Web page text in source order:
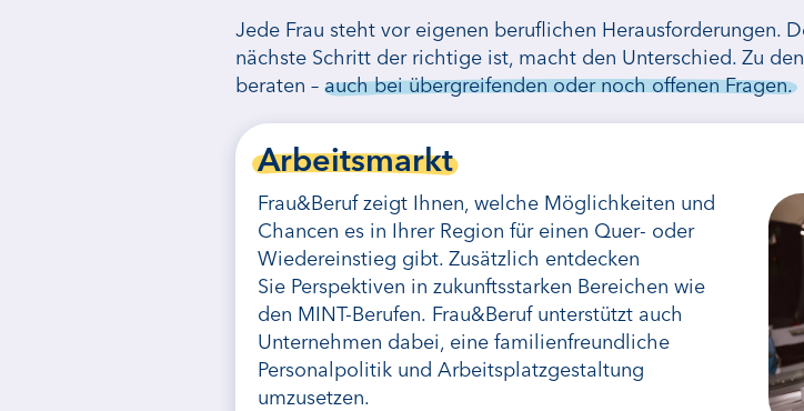
Jede Frau steht vor eigenen beruflichen Herausforderungen.
nächste Schritt der richtige ist, macht den Unterschied. Zu
beraten – auch bei übergreifenden oder noch offenen Fragen.
Arbeitsmarkt
Frau&Beruf zeigt Ihnen, welche Möglichkeiten und
Chancen es in Ihrer Region für einen Quer- oder
Wiedereinstieg gibt. Zusätzlich entdecken
Sie Perspektiven in zukunftsstarken Bereichen wie
den MINT-Berufen. Frau&Beruf unterstützt auch
Unternehmen dabei, eine familienfreundliche
Personalpolitik und Arbeitsplatzgestaltung
umzusetzen.